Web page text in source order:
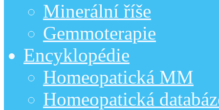
Minerální říše
Gemmoterapie
Encyklopédie
Homeopatická MM
Homeopatická